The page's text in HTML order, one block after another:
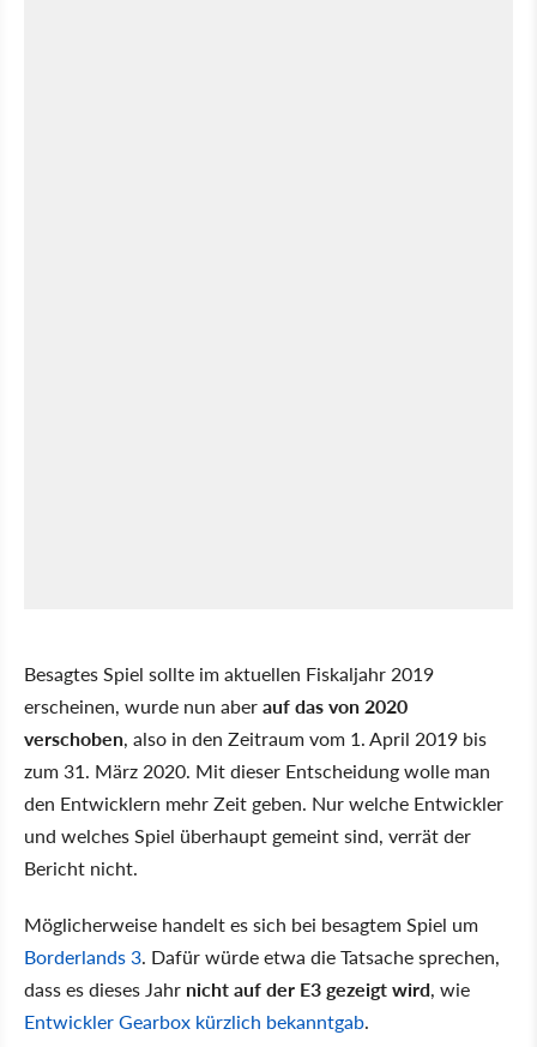
Besagtes Spiel sollte im aktuellen Fiskaljahr 2019
erscheinen, wurde nun aberauf das von 2020
verschoben, also in den Zeitraum vom 1. April 2019 bis
zum 31. März 2020. Mit dieser Entscheidung wolle man
den Entwicklern mehr Zeit geben. Nur welche Entwickler
und welches Spiel überhaupt gemeint sind, verrät der
Bericht nicht.
Möglicherweise handelt es sich bei besagtem Spiel um
Borderlands 3. Dafür würde etwa die Tatsache sprechen,
dass es dieses Jahr nicht auf der E3 gezeigt wird, wie
Entwickler Gearbox kürzlich bekanntgab.